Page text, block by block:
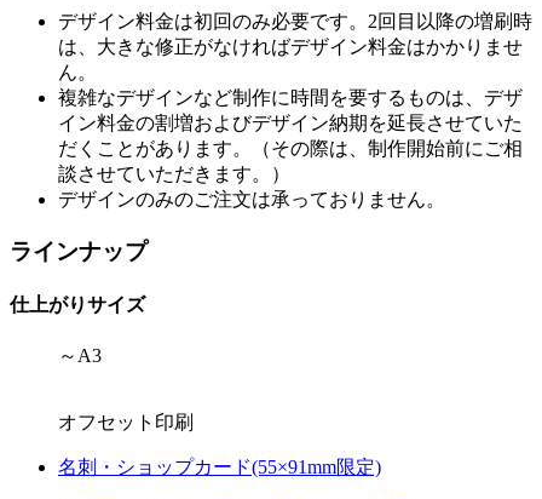
デザイン料金は初回のみ必要です。2回目以降の増刷時
は、大きな修正がなければデザイン料金はかかりませ
ん。
複雑なデザインなど制作に時間を要するものは、デザ
イン料金の割増およびデザイン納期を延長させていた
だくことがあります。（その際は、制作開始前にご相
談させていただきます。）
デザインのみのご注文は承っておりません。
ラインナップ
仕上がりサイズ
～A3
オフセット印刷
名刺・ショップカード(55×91mm限定)